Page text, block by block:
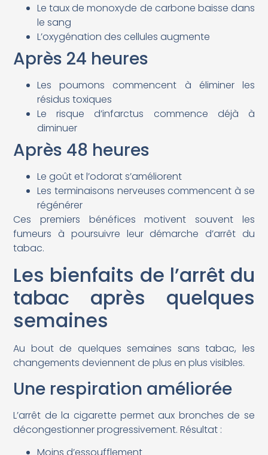
Le taux de monoxyde de carbone baisse dans
le sang
L’oxygénation des cellules augmente
Après 24 heures
Les poumons commencent à éliminer les
résidus toxiques
Le risque d’infarctus commence déjà à
diminuer
Après 48 heures
Le goût et l’odorat s’améliorent
Les terminaisons nerveuses commencent à se
régénérer
Ces premiers bénéfices motivent souvent les
fumeurs à poursuivre leur démarche d’arrêt du
tabac.
Les bienfaits de l’arrêt du
tabac après quelques
semaines
Au bout de quelques semaines sans tabac, les
changements deviennent de plus en plus visibles.
Une respiration améliorée
L’arrêt de la cigarette permet aux bronches de se
décongestionner progressivement. Résultat :